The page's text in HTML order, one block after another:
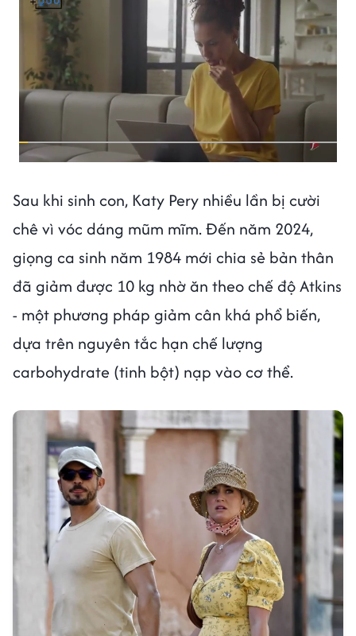
Sau khi sinh con, Katy Pery nhiều lần bị cười
chê vì vóc dáng mũm mĩm. Đến năm 2024,
giọng ca sinh năm 1984 mới chia sẻ bản thân
đã giảm được 10 kg nhờ ăn theo chế độ Atkins
- một phương pháp giảm cân khá phổ biến,
dựa trên nguyên tắc hạn chế lượng
carbohydrate (tinh bột) nạp vào cơ thể.